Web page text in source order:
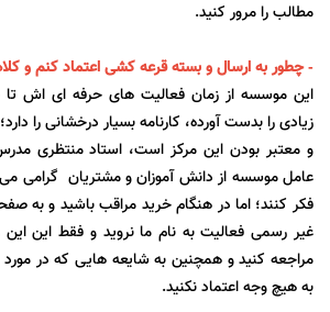
مطالب را مرور کنید.
- چطور به ارسال و بسته قرعه کشی اعتماد کنم و
این موسسه از زمان فعالیت های حرفه ای اش تا
زیادی را بدست آورده، کارنامه بسیار درخشانی را
و معتبر بودن این مرکز است، استاد منتظری
عامل موسسه از دانش آموزان و مشتریان گرامی
فکر کنند؛ اما در هنگام خرید مراقب باشید و به
غیر رسمی فعالیت به نام ما نروید و فقط این این
مراجعه کنید و همچنین به شایعه هایی که در
به هیچ وجه اعتماد نکنید.